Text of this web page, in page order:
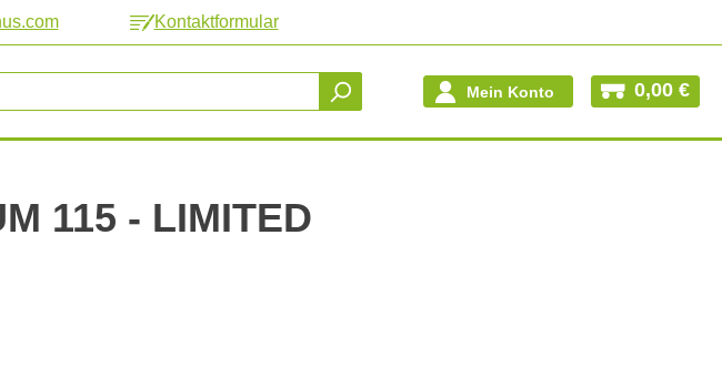
Kontaktformular
Mein Konto 0,00 €
115 - LIMITED